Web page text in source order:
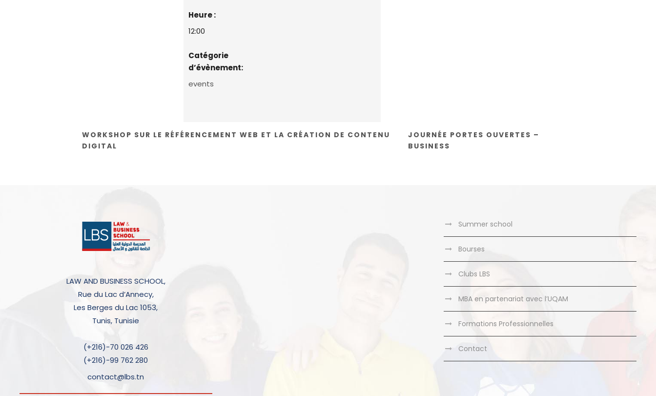
Heure :
12:00
Catégorie
d’évènement:
events
WORKSHOP SUR LE RÉFÉRENCEMENT WEB ET LA CRÉATION DE CONTENU
DIGITAL
JOURNÉE PORTES OUVERTES –
BUSINESS
LAW AND BUSINESS SCHOOL,
Rue du Lac d’Annecy,
Les Berges du Lac 1053,
Tunis, Tunisie
(+216)-70 026 426
(+216)-99 762 280
contact@lbs.tn
Summer school
Bourses
Clubs LBS
MBA en partenariat avec l’UQAM
Formations Professionnelles
Contact